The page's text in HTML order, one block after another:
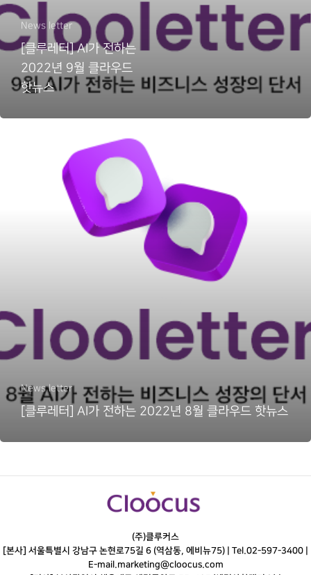
News letter
[클루레터] AI가 전하는
2022년 9월 클라우드
핫뉴스
News letter
[클루레터] AI가 전하는 2022년 8월 클라우드 핫뉴스
(주)클루커스
[본사] 서울특별시 강남구 논현로75길 6 (역삼동, 에비뉴75) | Tel.02-597-3400
E-mail. marketing@cloocus.com